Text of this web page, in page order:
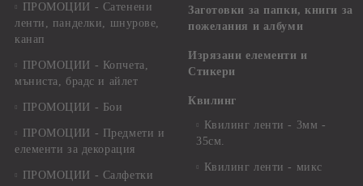
ПРОМОЦИИ - Сатенени
ленти, панделки, шнурове,
канап
ПРОМОЦИИ - Копчета,
мъниста, брадс и айлет
ПРОМОЦИИ - Бои
ПРОМОЦИИ - Предмети и
елементи за декорация
ПРОМОЦИИ - Салфетки
Заготовки за папки, книги за
пожелания и албуми
Изрязани елементи и
Стикери
Квилинг
Квилинг ленти - 3мм -
35см.
Квилинг ленти - микс